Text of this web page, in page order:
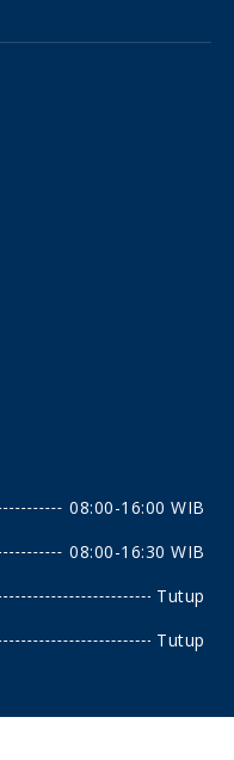
08:00-16:00 WIB
08:00-16:30 WIB
Tutup
Tutup